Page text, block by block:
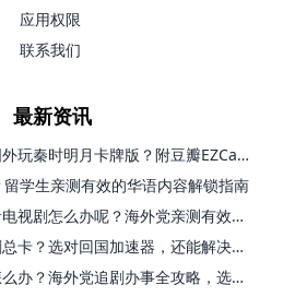
应用权限
联系我们
最新资讯
海外党必看：怎么在国外玩秦时明月卡牌版？附豆瓣EZCast地区限制破解法
学生亲测有效的华语内容解锁指南
在国外看不了央视影音电视剧怎么办呢？海外党亲测有效的回国加速方案
海外华人看国内电视剧总卡？选对回国加速器，还能解决菲律宾打不开反诈中心的问题
探花在比利时用不了怎么办？海外党追剧办事全攻略，选对加速器就够了